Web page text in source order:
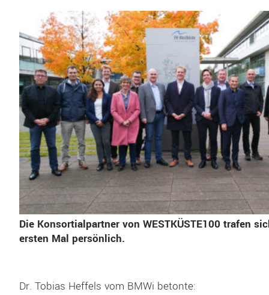
Die Konsortialpartner von WESTKÜSTE100 trafen
ersten Mal persönlich.
Dr. Tobias Heffels vom BMWi betonte: